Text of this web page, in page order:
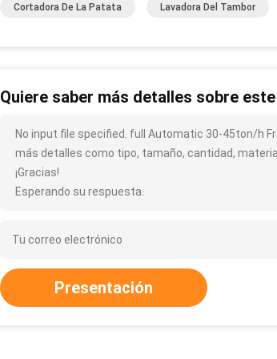
Cortadora De La Patata Lavadora Del Tambor
Quiere saber más detalles sobre
No input file specified. full Automatic 30-45ton/h
más detalles como tipo, tamaño, cantidad,
¡Gracias!
Esperando su respuesta.
Presentación